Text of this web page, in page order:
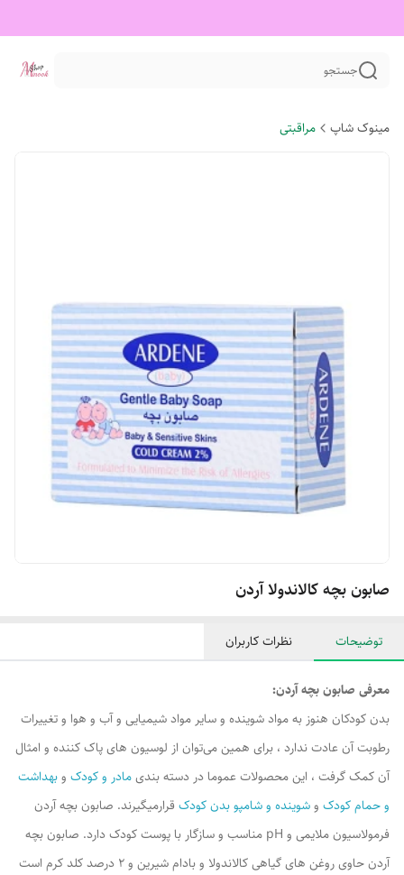
جستجو
مینوک شاپ مراقبتی
صابون بچه کالاندولا آردن
توضیحات نظرات کاربران
معرفی صابون بچه آردن:
بدن کودکان هنوز به مواد شوینده و سایر مواد شیمیایی و آب و هوا و تغییرات
رطوبت آن عادت ندارد ، برای همین می‌توان از لوسیون های پاک کننده و امثال
آن کمک گرفت ، این محصولات عموما در دسته بندیمادر و کودک وبهداشت
و حمام کودک وشوینده و شامپو بدن کودک قرارمیگیرند. صابون بچه آردن
فرمولاسیون ملایمی و pH مناسب و سازگار با پوست کودک دارد. صابون بچه
آردن حاوی روغن های گیاهی كالاندولا و بادام شیرین و 2 درصد کلد کرم است